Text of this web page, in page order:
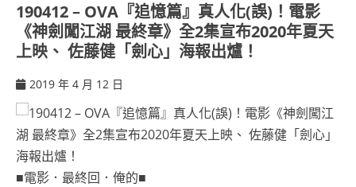
190412 – OVA『追憶篇』真人化(誤)！電影
《神劍闖江湖 最終章》全2集宣布2020年夏天
上映、 佐藤健「劍心」海報出爐！
2019 年 4 月 12 日
■電影．最終回．俺的■